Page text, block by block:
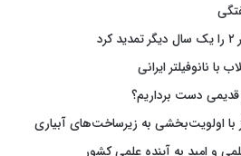
قدیمی دست برداریم؟
با اولویت‌بخشی به زیرساخت‌های آبیاری
و امید به آینده علمی کشور